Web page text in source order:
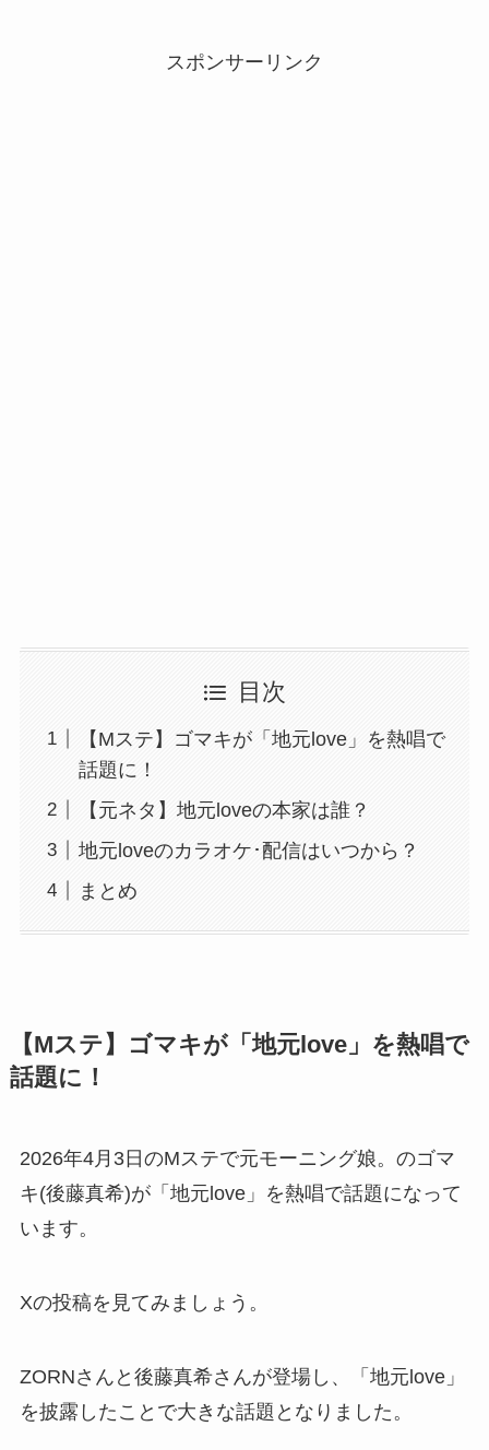
スポンサーリンク
目次
【Mステ】ゴマキが「地元love」を熱唱で
話題に！
【元ネタ】地元loveの本家は誰？
地元loveのカラオケ･配信はいつから？
まとめ
【Mステ】ゴマキが「地元love」を熱唱で
話題に！
2026年4月3日のMステで元モーニング娘。のゴマ
キ(後藤真希)が「地元love」を熱唱で話題になって
います。
Xの投稿を見てみましょう。
ZORNさんと後藤真希さんが登場し、「地元love」
を披露したことで大きな話題となりました。